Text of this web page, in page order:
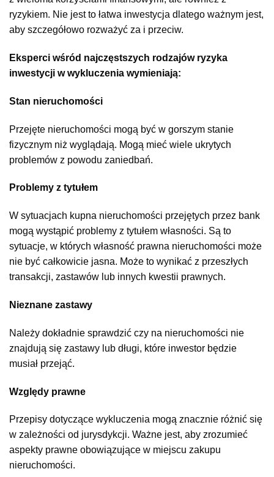
ryzykiem. Nie jest to łatwa inwestycja dlatego ważnym jest,
aby szczegółowo rozważyć za i przeciw.
Eksperci wśród najczęstszych rodzajów ryzyka
inwestycji w wykluczenia wymieniają:
Stan nieruchomości
Przejęte nieruchomości mogą być w gorszym stanie
fizycznym niż wyglądają. Mogą mieć wiele ukrytych
problemów z powodu zaniedbań.
Problemy z tytułem
W sytuacjach kupna nieruchomości przejętych przez bank
mogą wystąpić problemy z tytułem własności. Są to
sytuacje, w których własność prawna nieruchomości może
nie być całkowicie jasna. Może to wynikać z przeszłych
transakcji, zastawów lub innych kwestii prawnych.
Nieznane zastawy
Należy dokładnie sprawdzić czy na nieruchomości nie
znajdują się zastawy lub długi, które inwestor będzie
musiał przejąć.
Względy prawne
Przepisy dotyczące wykluczenia mogą znacznie różnić się
w zależności od jurysdykcji. Ważne jest, aby zrozumieć
aspekty prawne obowiązujące w miejscu zakupu
nieruchomości.